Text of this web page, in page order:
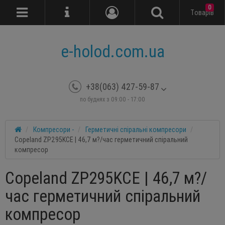
e-holod.com.ua
+38(063) 427-59-87
по буднях з 09:00 - 17:00
Tоварів
0
Компресори -
Герметичні спіральні компресори
Copeland ZP295KCE | 46,7 м?/час герметичний спіральний
компресор
Copeland ZP295KCE | 46,7 м?/
час герметичний спіральний
компресор